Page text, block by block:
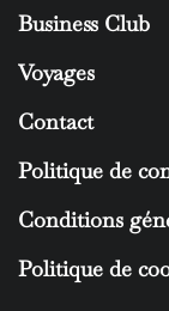
Business Club
Voyages
Contact
Politique de
Conditions
Politique de